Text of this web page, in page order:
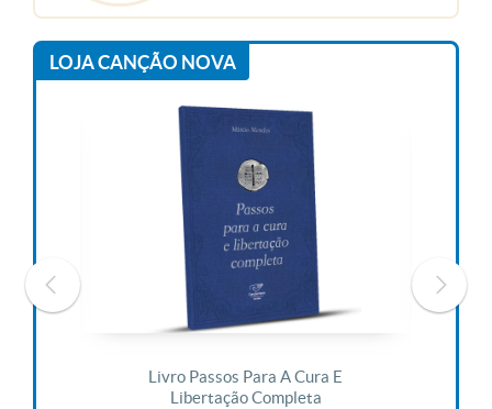
LOJA CANÇÃO NOVA
Livro Passos Para A Cura E
Libertação Completa